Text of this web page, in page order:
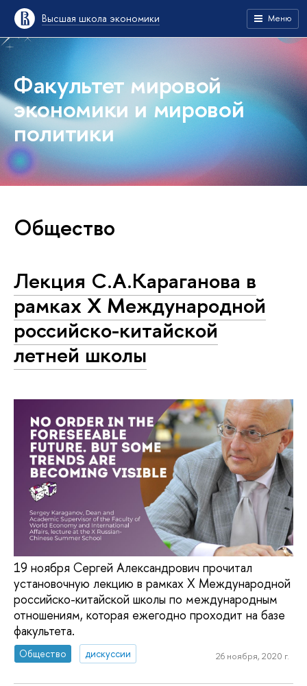
Высшая школа экономики Меню
Факультет мировой
экономики и мировой
политики
Общество
Лекция С.А.Караганова в
рамках X Международной
российско-китайской
летней школы
19 ноября Сергей Александрович прочитал
установочную лекцию в рамках X Международной
российско-китайской школы по международным
отношениям, которая ежегодно проходит на базе
факультета.
Общество дискуссии 26 ноября, 2020 г.